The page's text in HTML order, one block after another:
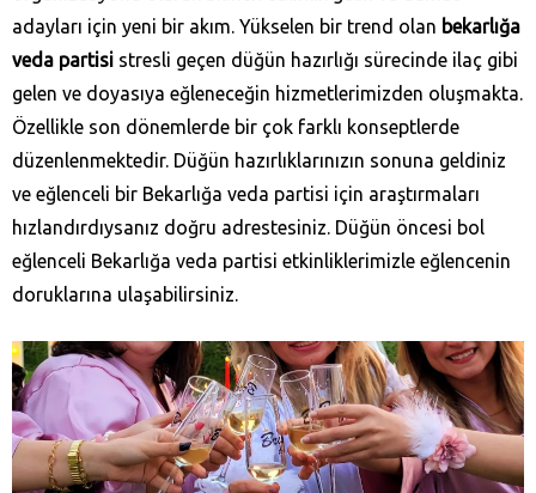
adayları için yeni bir akım. Yükselen bir trend olan bekarlığa
veda partisi stresli geçen düğün hazırlığı sürecinde ilaç gibi
gelen ve doyasıya eğleneceğin hizmetlerimizden oluşmakta.
Özellikle son dönemlerde bir çok farklı konseptlerde
düzenlenmektedir. Düğün hazırlıklarınızın sonuna geldiniz
ve eğlenceli bir Bekarlığa veda partisi için araştırmaları
hızlandırdıysanız doğru adrestesiniz. Düğün öncesi bol
eğlenceli Bekarlığa veda partisi etkinliklerimizle eğlencenin
doruklarına ulaşabilirsiniz.